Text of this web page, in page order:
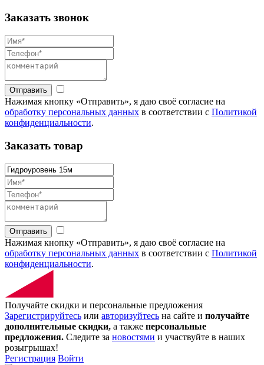
Заказать звонок
Отправить
Нажимая кнопку «Отправить», я даю своё согласие на
обработку персональных данных в соответствии с Политикой
конфиденциальности.
Заказать товар
Отправить
Нажимая кнопку «Отправить», я даю своё согласие на
обработку персональных данных в соответствии с Политикой
конфиденциальности.
Получайте скидки и персональные предложения
Зарегистрируйтесь или авторизуйтесь на сайте и получайте
дополнительные скидки, а также персональные
предложения. Следите за новостями и участвуйте в наших
розыгрышах!
Регистрация Войти